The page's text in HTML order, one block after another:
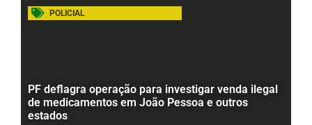
POLICIAL
PF deflagra operação para investigar venda ilegal
de medicamentos em João Pessoa e outros
estados